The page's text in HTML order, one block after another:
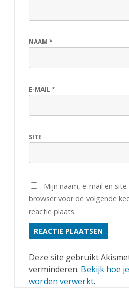
NAAM *
E-MAIL*
SITE
Mijn naam, e-mail en
browser voor de volgende
reactie plaats.
Deze site gebruikt
verminderen. Bekijk hoe
worden verwerkt.